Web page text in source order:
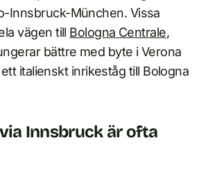
Innsbruck-München. Vissa
vägen till Bologna Centrale,
bättre med byte i Verona
italienskt inrikeståg till Bologna
Innsbruck är ofta